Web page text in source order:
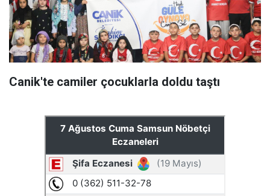
Canik'te camiler çocuklarla doldu taştı